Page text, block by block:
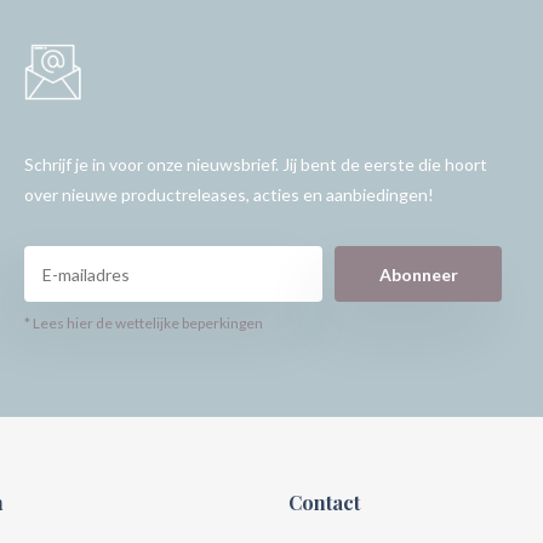
Schrijf je in voor onze nieuwsbrief. Jij bent de eerste die hoort
over nieuwe productreleases, acties en aanbiedingen!
Abonneer
* Lees hier de wettelijke beperkingen
Contact